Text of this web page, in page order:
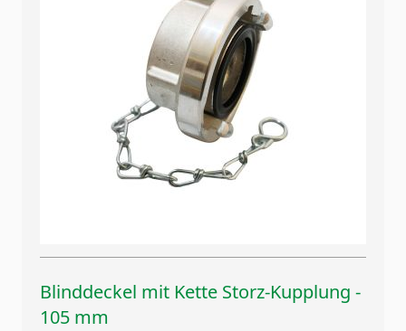
Blinddeckel mit Kette Storz-Kupplung -
105 mm